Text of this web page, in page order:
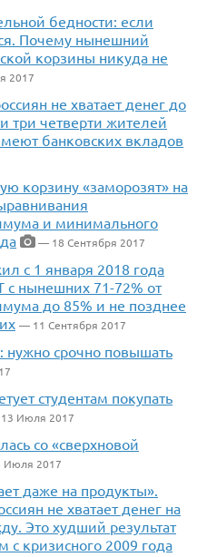
бедности: если
Почему нынешний
корзины никуда не
2017
не хватает денег до
три четверти жителей
банковских вкладов
корзину «заморозят» на
и минимального
— 18 Сентября 2017
с 1 января 2018 года
нынешних 71-72% от
до 85% и не позднее
— 11 Сентября 2017
срочно повышать
студентам покупать
Июля 2017
со «сверхновой
2017
даже на продукты».
не хватает денег на
Это худший результат
с кризисного 2009 года